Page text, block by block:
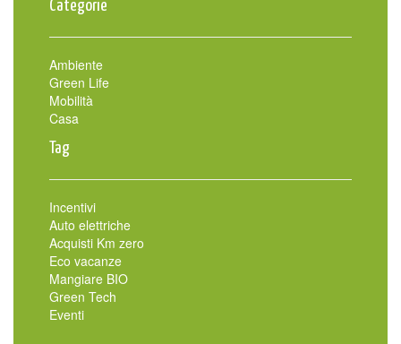
Categorie
Ambiente
Green Life
Mobilità
Casa
Tag
Incentivi
Auto elettriche
Acquisti Km zero
Eco vacanze
Mangiare BIO
Green Tech
Eventi